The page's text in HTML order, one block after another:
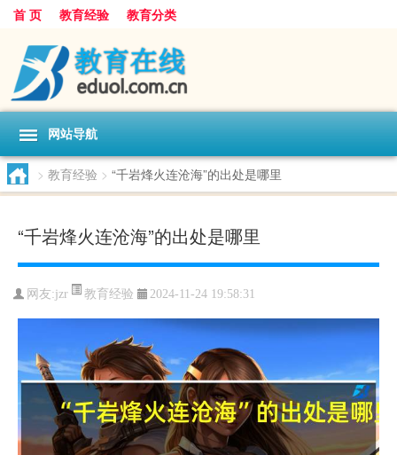
首 页 教育经验 教育分类
网站导航
> 教育经验 > “千岩烽火连沧海”的出处是哪里
“千岩烽火连沧海”的出处是哪里
网友:jzr 教育经验 2024-11-24 19:58:31